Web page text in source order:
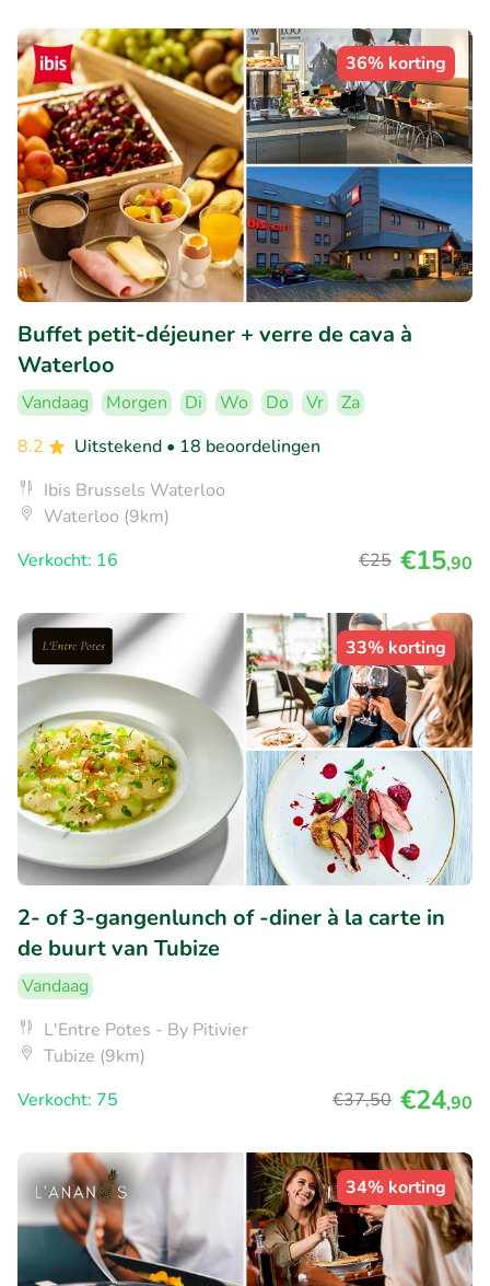
36% korting
Buffet petit-déjeuner + verre de cava à
Waterloo
Vandaag Morgen Di Wo Do Vr
Za
8.2
Uitstekend • 18 beoordelingen
Ibis Brussels Waterloo
Waterloo (9km)
Verkocht: 16
€25 €15,90
33% korting
2- of 3-gangenlunch of -diner à la carte in
de buurt van Tubize
Vandaag
L'Entre Potes - By Pitivier
Tubize (9km)
Verkocht: 75
€37,50 €24,90
34% korting